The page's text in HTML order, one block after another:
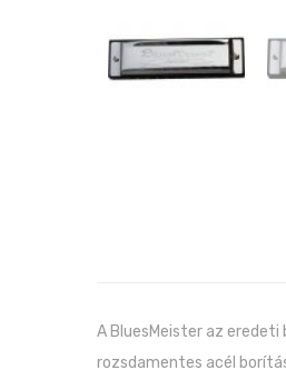
A BluesMeister az
rozsdamentes acél